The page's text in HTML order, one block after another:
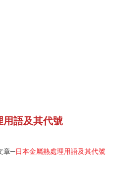
用語及其代號
章─日本金屬熱處理用語及其代號